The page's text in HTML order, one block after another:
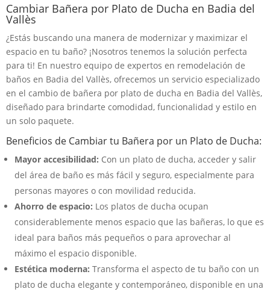
Cambiar Bañera por Plato de Ducha en Badia del
Vallès
¿Estás buscando una manera de modernizar y maximizar el
espacio en tu baño? ¡Nosotros tenemos la solución perfecta
para ti! En nuestro equipo de expertos en remodelación de
baños en Badia del Vallès, ofrecemos un servicio especializado
en el cambio de bañera por plato de ducha en Badia del Vallès,
diseñado para brindarte comodidad, funcionalidad y estilo en
un solo paquete.
Beneficios de Cambiar tu Bañera por un Plato de Ducha:
Mayor accesibilidad: Con un plato de ducha, acceder y salir
del área de baño es más fácil y seguro, especialmente para
personas mayores o con movilidad reducida.
Ahorro de espacio: Los platos de ducha ocupan
considerablemente menos espacio que las bañeras, lo que es
ideal para baños más pequeños o para aprovechar al
máximo el espacio disponible.
Estética moderna: Transforma el aspecto de tu baño con un
plato de ducha elegante y contemporáneo, disponible en una